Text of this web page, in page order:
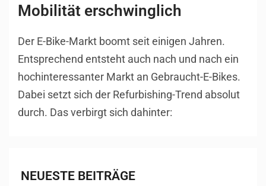
Mobilität erschwinglich
Der E-Bike-Markt boomt seit einigen Jahren.
Entsprechend entsteht auch nach und nach ein
hochinteressanter Markt an Gebraucht-E-Bikes.
Dabei setzt sich der Refurbishing-Trend absolut
durch. Das verbirgt sich dahinter:
NEUESTE BEITRÄGE